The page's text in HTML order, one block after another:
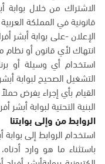
الاشتراك من خلال
قانونية في المملكة
الإعلان -على بوابة أبشر
انتهاك لأي قانون أو
استخدام أي وسيلة أو
التشغيل الصحيح لبوابة
القيام بأي إجراء يفرض
البنية التحتية لبوابة أبشر
الروابط من وإلى بوابتنا
استخدام الروابط إلى بوابة
باستثناء ما هو وارد